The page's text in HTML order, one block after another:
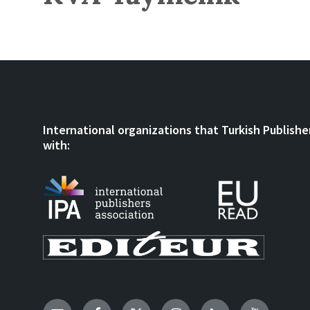
International organizations that Turkish
with: